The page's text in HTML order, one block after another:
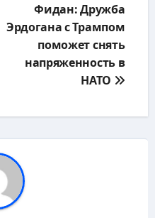
Фидан: Дружба
Эрдогана с Трампом
поможет снять
напряженность в
НАТО